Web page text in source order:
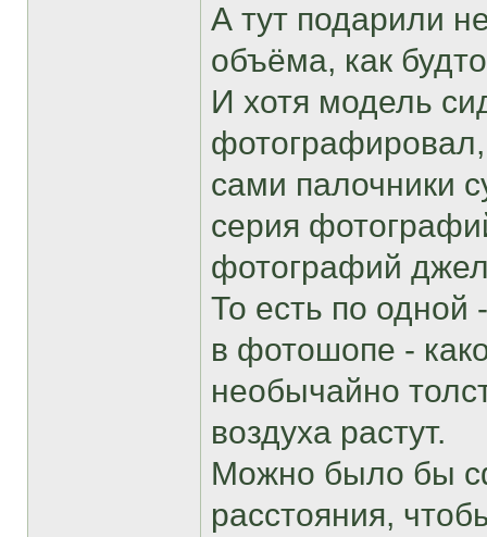
А тут подарили
объёма, как
И хотя модель
сами палочники
серия
фотографий
То есть по
в фотошопе -
необычайно
воздуха растут.
Можно было бы
расстояния,